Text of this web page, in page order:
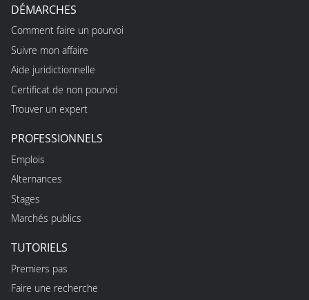
DÉMARCHES
Comment faire un pourvoi
Suivre mon affaire
Aide juridictionnelle
Certificat de non pourvoi
Trouver un expert
PROFESSIONNELS
Emplois
Alternances
Stages
Marchés publics
TUTORIELS
Premiers pas
Faire une recherche